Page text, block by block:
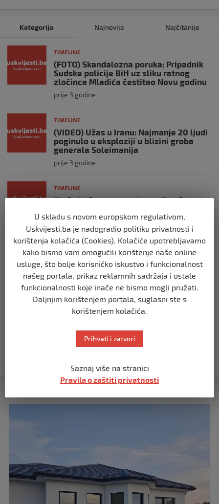
Kategorija Najnovije Najčitanije
TIMELINE
(FOTO) Skandalozna poruka: Pripadnik
Sudske policije BiH uz sliku ratnog
zločinca Mladića čestitao Novu godinu
prije 3 godine
TIMELINE
(VIDEO) Užas u Iranu: Najmanje 20 ljudi
poginulo u eksploziji u blizini groba
generala Soleimanija
prije 3 godine
TIMELINE
Staša Košarac na mukama: Evo šta su
prije 3 godine
Ko završi svoj dan zikrom i veličanjem
Allaha, cijeli dan će mu biti upisan kao
zikr
prije 3 godine
TIMELINE
tri Srbina zbog ratnih zločina nad
Bošnjacima na području Vlasenice
U skladu s novom europskom regulativom,
Uskvijesti.ba je nadogradio politiku privatnosti i
korištenja kolačića (Cookies). Kolačiće upotrebljavamo
kako bismo vam omogućili korištenje naše online
usluge, što bolje korisničko iskustvo i funkcionalnost
našeg portala, prikaz reklamnih sadržaja i ostale
funkcionalnosti koje inače ne bismo mogli pružati.
Daljnjim korištenjem portala, suglasni ste s
korištenjem kolačića.
Prihvati i zatvori
Saznaj više na stranici
Pravila o zaštiti privatnosti